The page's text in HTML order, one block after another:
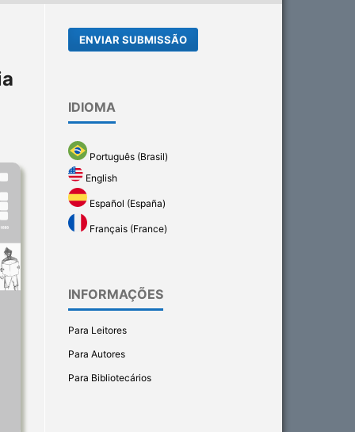
ENVIAR SUBMISSÃO
IDIOMA
Português (Brasil)
English
Español (España)
Français (France)
INFORMAÇÕES
Para Leitores
Para Autores
Para Bibliotecários